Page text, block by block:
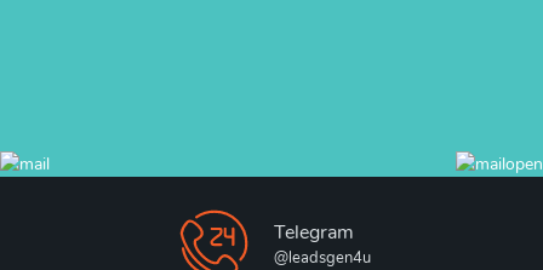
Telegram
@leadsgen4u